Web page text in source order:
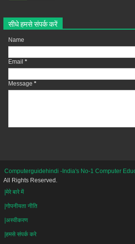
सीधे हमसे संपर्क करें
Name
Email *
Message *
Computerguidehindi -India's No-1 Computer
All Rights Reserved.
|मेरे बारे में
|गोपनीयता नीति
|अस्वीकरण
|हमसे संपर्क करे